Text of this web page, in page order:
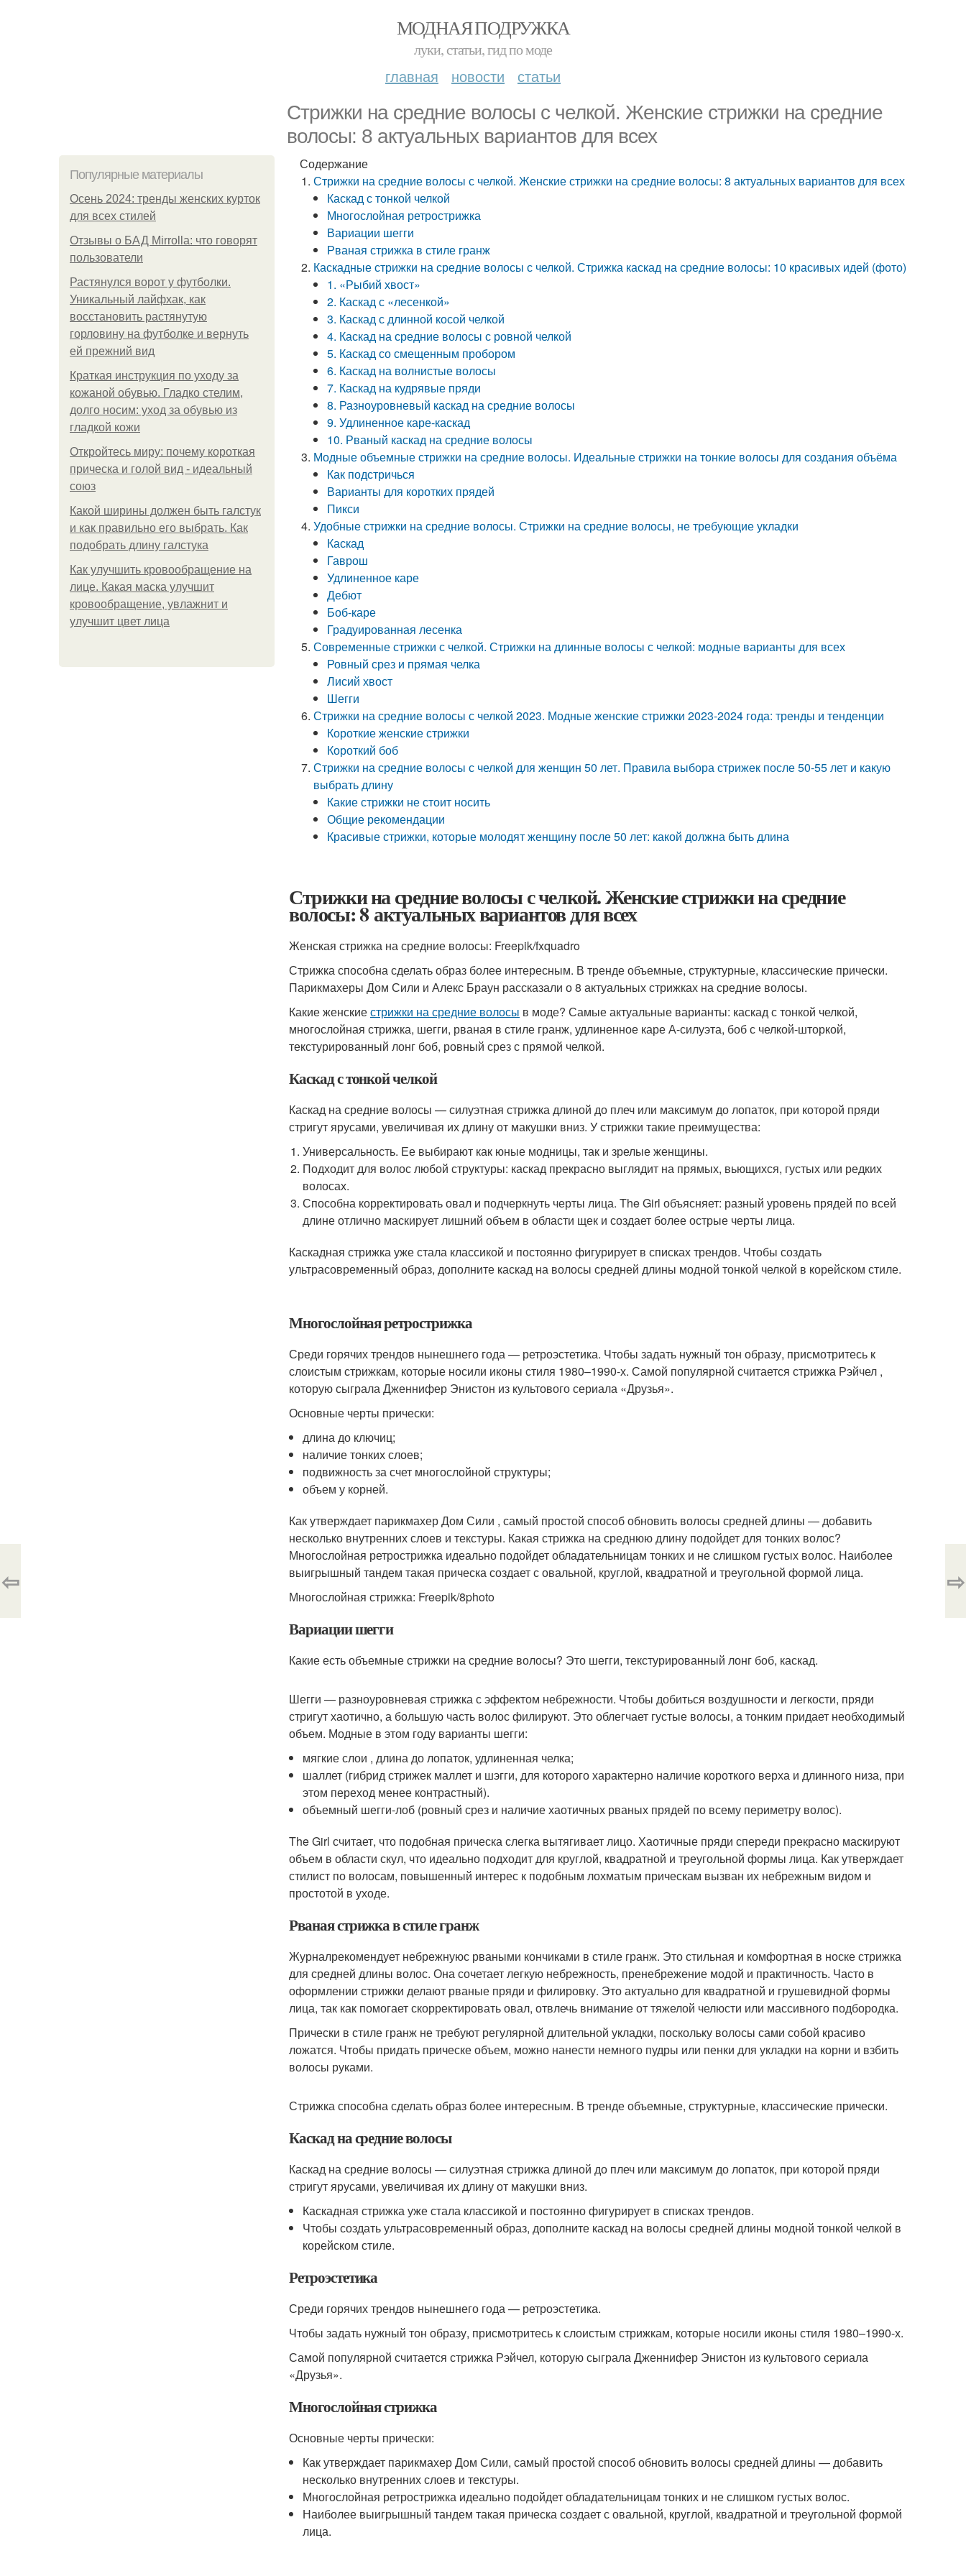
МОДНАЯ ПОДРУЖКА
луки, статьи, гид по моде
главная новости статьи
Стрижки на средние волосы с челкой. Женские стрижки на средние
волосы: 8 актуальных вариантов для всех
Популярные материалы
Осень 2024: тренды женских курток
для всех стилей
Отзывы о БАД Mirrolla: что говорят
пользователи
Растянулся ворот у футболки.
Уникальный лайфхак, как
восстановить растянутую
горловину на футболке и вернуть
ей прежний вид
Краткая инструкция по уходу за
кожаной обувью. Гладко стелим,
долго носим: уход за обувью из
гладкой кожи
Откройтесь миру: почему короткая
прическа и голой вид - идеальный
союз
Какой ширины должен быть галстук
и как правильно его выбрать. Как
подобрать длину галстука
Как улучшить кровообращение на
лице. Какая маска улучшит
кровообращение, увлажнит и
улучшит цвет лица
Содержание
Стрижки на средние волосы с челкой. Женские стрижки на средние волосы: 8 актуальных вариантов для всех
Каскад с тонкой челкой
Многослойная ретрострижка
Вариации шегги
Рваная стрижка в стиле гранж
Каскадные стрижки на средние волосы с челкой. Стрижка каскад на средние волосы: 10 красивых идей (фото)
1. «Рыбий хвост»
2. Каскад с «лесенкой»
3. Каскад с длинной косой челкой
4. Каскад на средние волосы с ровной челкой
5. Каскад со смещенным пробором
6. Каскад на волнистые волосы
7. Каскад на кудрявые пряди
8. Разноуровневый каскад на средние волосы
9. Удлиненное каре-каскад
10. Рваный каскад на средние волосы
Модные объемные стрижки на средние волосы. Идеальные стрижки на тонкие волосы для создания объёма
Как подстричься
Варианты для коротких прядей
Пикси
Удобные стрижки на средние волосы. Стрижки на средние волосы, не требующие укладки
Каскад
Гаврош
Удлиненное каре
Дебют
Боб-каре
Градуированная лесенка
Современные стрижки с челкой. Стрижки на длинные волосы с челкой: модные варианты для всех
Ровный срез и прямая челка
Лисий хвост
Шегги
Стрижки на средние волосы с челкой 2023. Модные женские стрижки 2023-2024 года: тренды и тенденции
Короткие женские стрижки
Короткий боб
Стрижки на средние волосы с челкой для женщин 50 лет. Правила выбора стрижек после 50-55 лет и какую
выбрать длину
Какие стрижки не стоит носить
Общие рекомендации
Красивые стрижки, которые молодят женщину после 50 лет: какой должна быть длина
Стрижки на средние волосы с челкой. Женские стрижки на средние
волосы: 8 актуальных вариантов для всех
Женская стрижка на средние волосы: Freepik/fxquadro
Стрижка способна сделать образ более интересным. В тренде объемные, структурные, классические прически.
Парикмахеры Дом Сили и Алекс Браун рассказали о 8 актуальных стрижках на средние волосы.
Какие женскиестрижки на средние волосы в моде? Самые актуальные варианты: каскад с тонкой челкой,
многослойная стрижка, шегги, рваная в стиле гранж, удлиненное каре А-силуэта, боб с челкой-шторкой,
текстурированный лонг боб, ровный срез с прямой челкой.
Каскад с тонкой челкой
Каскад на средние волосы — силуэтная стрижка длиной до плеч или максимум до лопаток, при которой пряди
стригут ярусами, увеличивая их длину от макушки вниз. У стрижки такие преимущества:
Универсальность. Ее выбирают как юные модницы, так и зрелые женщины.
Подходит для волос любой структуры: каскад прекрасно выглядит на прямых, вьющихся, густых или редких
волосах.
Способна корректировать овал и подчеркнуть черты лица. The Girl объясняет: разный уровень прядей по всей
длине отлично маскирует лишний объем в области щек и создает более острые черты лица.
Каскадная стрижка уже стала классикой и постоянно фигурирует в списках трендов. Чтобы создать
ультрасовременный образ, дополните каскад на волосы средней длины модной тонкой челкой в корейском стиле.
Многослойная ретрострижка
Среди горячих трендов нынешнего года — ретроэстетика. Чтобы задать нужный тон образу, присмотритесь к
слоистым стрижкам, которые носили иконы стиля 1980–1990-х. Самой популярной считается стрижка Рэйчел ,
которую сыграла Дженнифер Энистон из культового сериала «Друзья».
Основные черты прически:
длина до ключиц;
наличие тонких слоев;
подвижность за счет многослойной структуры;
объем у корней.
Как утверждает парикмахер Дом Сили , самый простой способ обновить волосы средней длины — добавить
несколько внутренних слоев и текстуры. Какая стрижка на среднюю длину подойдет для тонких волос?
Многослойная ретрострижка идеально подойдет обладательницам тонких и не слишком густых волос. Наиболее
выигрышный тандем такая прическа создает с овальной, круглой, квадратной и треугольной формой лица.
Многослойная стрижка: Freepik/8photo
Вариации шегги
Какие есть объемные стрижки на средние волосы? Это шегги, текстурированный лонг боб, каскад.
Шегги — разноуровневая стрижка с эффектом небрежности. Чтобы добиться воздушности и легкости, пряди
стригут хаотично, а большую часть волос филируют. Это облегчает густые волосы, а тонким придает необходимый
объем. Модные в этом году варианты шегги:
мягкие слои , длина до лопаток, удлиненная челка;
шаллет (гибрид стрижек маллет и шэгги, для которого характерно наличие короткого верха и длинного низа, при
этом переход менее контрастный).
объемный шегги-лоб (ровный срез и наличие хаотичных рваных прядей по всему периметру волос).
The Girl считает, что подобная прическа слегка вытягивает лицо. Хаотичные пряди спереди прекрасно маскируют
объем в области скул, что идеально подходит для круглой, квадратной и треугольной формы лица. Как утверждает
стилист по волосам, повышенный интерес к подобным лохматым прическам вызван их небрежным видом и
простотой в уходе.
Рваная стрижка в стиле гранж
Журналрекомендует небрежнуюс рваными кончиками в стиле гранж. Это стильная и комфортная в носке стрижка
для средней длины волос. Она сочетает легкую небрежность, пренебрежение модой и практичность. Часто в
оформлении стрижки делают рваные пряди и филировку. Это актуально для квадратной и грушевидной формы
лица, так как помогает скорректировать овал, отвлечь внимание от тяжелой челюсти или массивного подбородка.
Прически в стиле гранж не требуют регулярной длительной укладки, поскольку волосы сами собой красиво
ложатся. Чтобы придать прическе объем, можно нанести немного пудры или пенки для укладки на корни и взбить
волосы руками.
Стрижка способна сделать образ более интересным. В тренде объемные, структурные, классические прически.
Каскад на средние волосы
Каскад на средние волосы — силуэтная стрижка длиной до плеч или максимум до лопаток, при которой пряди
стригут ярусами, увеличивая их длину от макушки вниз.
Каскадная стрижка уже стала классикой и постоянно фигурирует в списках трендов.
Чтобы создать ультрасовременный образ, дополните каскад на волосы средней длины модной тонкой челкой в
корейском стиле.
Ретроэстетика
Среди горячих трендов нынешнего года — ретроэстетика.
Чтобы задать нужный тон образу, присмотритесь к слоистым стрижкам, которые носили иконы стиля 1980–1990-х.
Самой популярной считается стрижка Рэйчел, которую сыграла Дженнифер Энистон из культового сериала
«Друзья».
Многослойная стрижка
Основные черты прически:
Как утверждает парикмахер Дом Сили, самый простой способ обновить волосы средней длины — добавить
несколько внутренних слоев и текстуры.
Многослойная ретрострижка идеально подойдет обладательницам тонких и не слишком густых волос.
Наиболее выигрышный тандем такая прическа создает с овальной, круглой, квадратной и треугольной формой
лица.
⇦ ⇨